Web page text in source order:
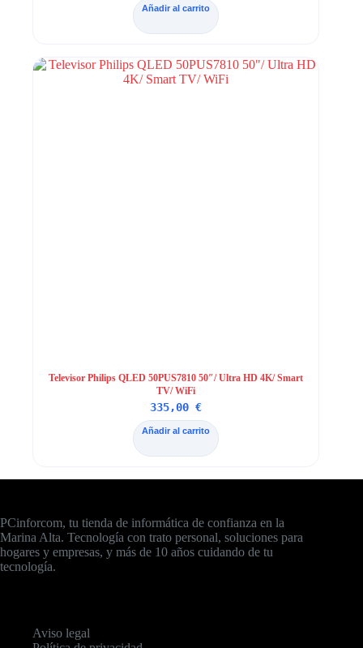
Añadir al carrito
Televisor Philips QLED 50PUS7810 50″/ Ultra HD 4K/ Smart
TV/ WiFi
335,00€
Añadir al carrito
PCinforcom, tu tienda de informática de confianza en la
Marina Alta. Tecnología con trato personal, soluciones para
hogares y empresas, y más de 10 años cuidando de tu
tecnología.
Aviso legal